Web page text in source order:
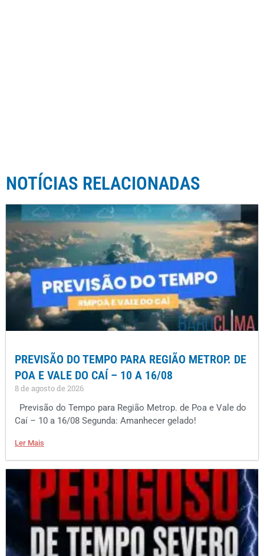
NOTÍCIAS RELACIONADAS
PREVISÃO DO TEMPO PARA REGIÃO METROP. DE
POA E VALE DO CAÍ – 10 A 16/08
8 de agosto de 2026
Previsão do Tempo para Região Metrop. de Poa e Vale do
Caí – 10 a 16/08 Segunda: Amanhecer gelado!
Ler Mais